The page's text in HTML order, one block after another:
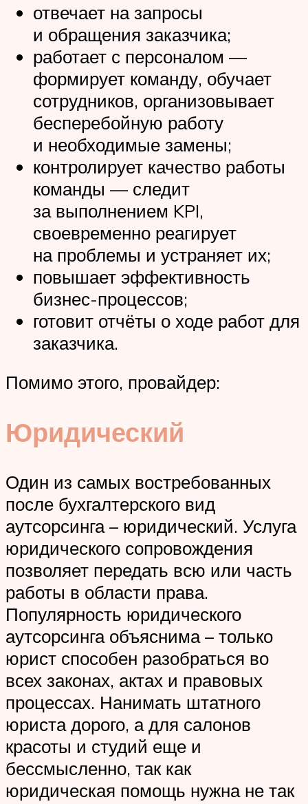
отвечает на запросы
и обращения заказчика;
работает с персоналом —
формирует команду, обучает
сотрудников, организовывает
бесперебойную работу
и необходимые замены;
контролирует качество работы
команды — следит
за выполнением KPI,
своевременно реагирует
на проблемы и устраняет их;
повышает эффективность
бизнес-процессов;
готовит отчёты о ходе работ для
заказчика.
Помимо этого, провайдер:
Юридический
Один из самых востребованных
после бухгалтерского вид
аутсорсинга – юридический. Услуга
юридического сопровождения
позволяет передать всю или часть
работы в области права.
Популярность юридического
аутсорсинга объяснима – только
юрист способен разобраться во
всех законах, актах и правовых
процессах. Нанимать штатного
юриста дорого, а для салонов
красоты и студий еще и
бессмысленно, так как
юридическая помощь нужна не так